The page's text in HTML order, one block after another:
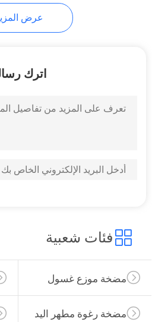
بخاخ الزناد
PET
عرض
اترك
فئات شعبية
مضخة موزع غسول
مضخة رغوة مطهر اليد